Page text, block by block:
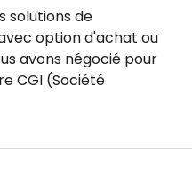
solutions de
option d'achat ou
avons négocié pour
CGI (Société